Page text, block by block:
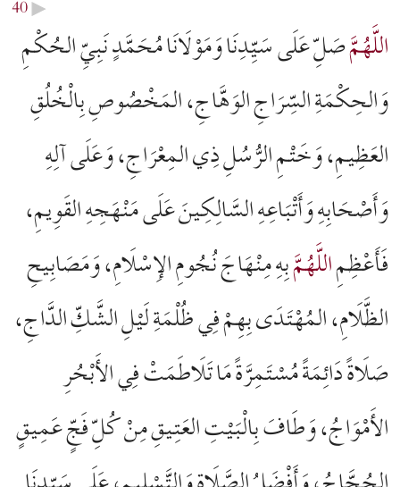
40▶︎
اللَّهُمَّصَلِّ عَلَى سَيِّدِنَا وَمَوْلَانَا مُحَمَّدٍ نَبِيِّ الحُكْمِ
وَالحِكْمَةِ السِّرَاجِ الوَهَّاجِ، المَخْصُوصِ بِالْخُلُقِ
العَظِيمِ، وَخَتْمِ الرُّسُلِ ذِي المِعْرَاجِ، وَعَلَى آلِهِ
وَأَصْحَابِهِ وَأَتْبَاعِهِ السَّالِكِينَ عَلَى مَنْهَجِهِ القَوِيمِ،
فَأَعْظِمِاللَّهُمَّبِهِ مِنْهَاجَ نُجُومِ الإِسْلَامِ، وَمَصَابِيحِ
الظَّلَامِ، المُهْتَدَى بِهِمْ فِي ظُلْمَةِ لَيْلِ الشَّكِّ الدَّاجِ،
صَلَاةً دَائِمَةً مُسْتَمِرَّةً مَا تَلَاطَمَتْ فِي الأَبْحُرِ
الأَمْوَاجُ، وَطَافَ بِالْبَيْتِ العَتِيقِ مِنْ كُلِّ فَجٍّ عَمِيقٍ